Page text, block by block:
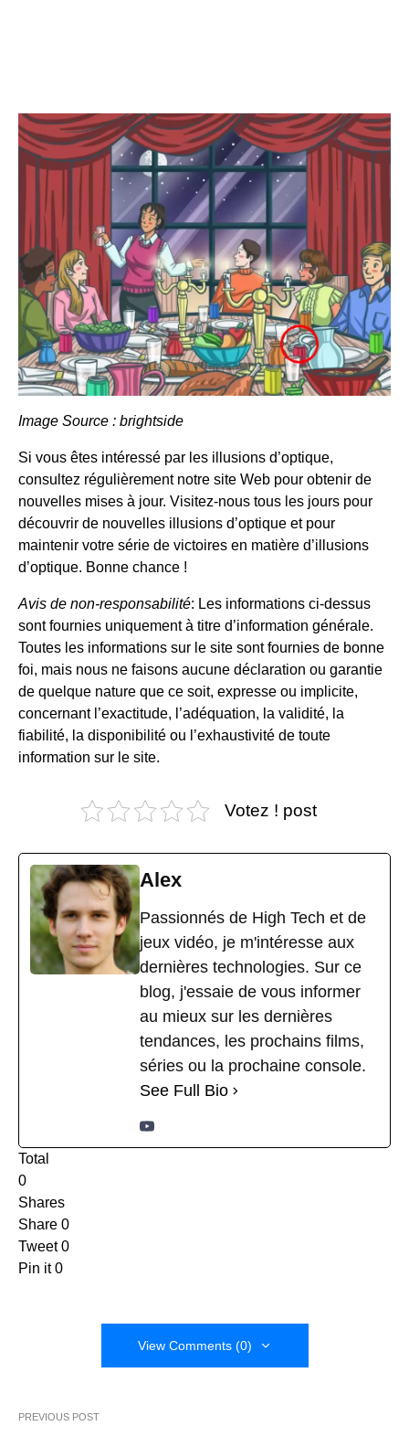
Image Source : brightside
Si vous êtes intéressé par les illusions d’optique,
consultez régulièrement notre site Web pour obtenir de
nouvelles mises à jour. Visitez-nous tous les jours pour
découvrir de nouvelles illusions d’optique et pour
maintenir votre série de victoires en matière d’illusions
d’optique. Bonne chance !
Avis de non-responsabilité: Les informations ci-dessus
sont fournies uniquement à titre d’information générale.
Toutes les informations sur le site sont fournies de bonne
foi, mais nous ne faisons aucune déclaration ou garantie
de quelque nature que ce soit, expresse ou implicite,
concernant l’exactitude, l’adéquation, la validité, la
fiabilité, la disponibilité ou l’exhaustivité de toute
information sur le site.
Votez ! post
Alex
Passionnés de High Tech et de
jeux vidéo, je m'intéresse aux
dernières technologies. Sur ce
blog, j'essaie de vous informer
au mieux sur les dernières
tendances, les prochains films,
séries ou la prochaine console.
See Full Bio
Total
0
Shares
Share 0
Tweet 0
Pin it 0
View Comments (0)
PREVIOUS POST